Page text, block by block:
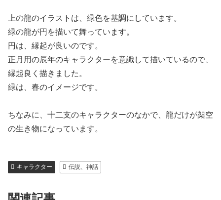
上の龍のイラストは、緑色を基調にしています。
緑の龍が円を描いて舞っています。
円は、縁起が良いのです。
正月用の辰年のキャラクターを意識して描いているので、
縁起良く描きました。
緑は、春のイメージです。
ちなみに、十二支のキャラクターのなかで、龍だけが架空
の生き物になっています。
キャラクター 伝説、神話